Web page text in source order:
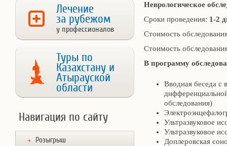
Лечение
за рубежом
у профессионалов
Туры по
Казахстану и
Атырауской
области
Навигация по сайту
Розыгрыш
Неврологическое
Сроки проведения: 1-2
Стоимость
Стоимость
В программу
Вводная беседа с
обследования)
Ультразвуковое
Ультразвуковое
Доплеровская